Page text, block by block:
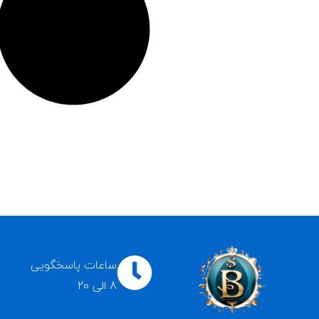
ساعات پاسخگویی
8 الی 20